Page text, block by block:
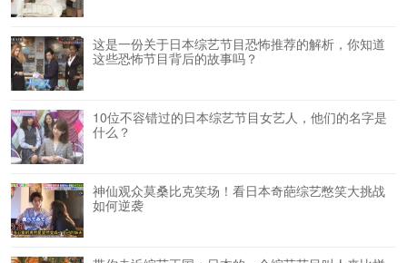
这是一份关于日本综艺节目恐怖推荐的解析，你知道
这些恐怖节目背后的故事吗？
10位不容错过的日本综艺节目女艺人，他们的名字是
什么？
神仙观众莫桑比克笑场！看日本奇葩综艺憋笑大挑战
如何逆袭